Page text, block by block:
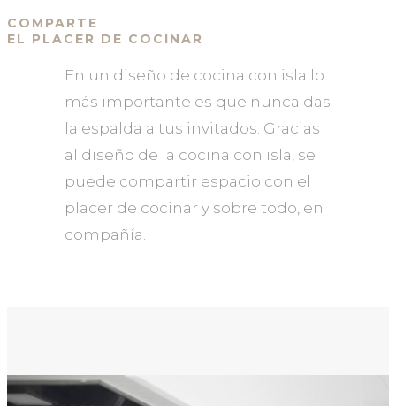
COMPARTE
EL PLACER DE COCINAR
En un diseño de cocina con isla lo
más importante es que nunca das
la espalda a tus invitados. Gracias
al diseño de la cocina con isla, se
puede compartir espacio con el
placer de cocinar y sobre todo, en
compañía.